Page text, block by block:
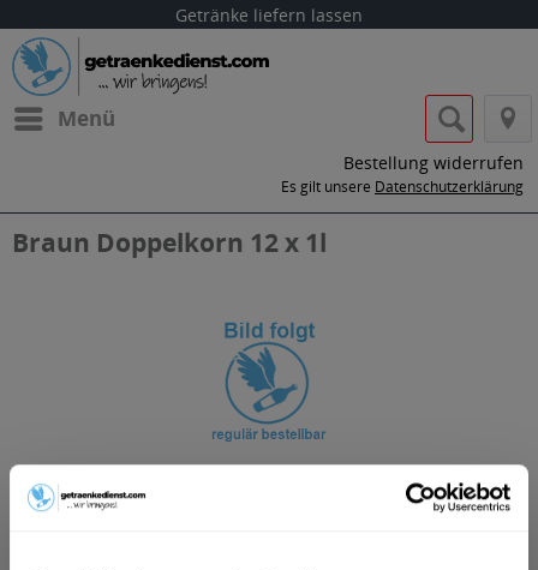
Getränke liefern lassen
Menü
Bestellung widerrufen
Es gilt unsere Datenschutzerklärung
Braun Doppelkorn 12 x 1l